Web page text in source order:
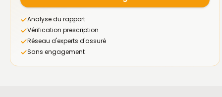
Analyse du rapport
Vérification prescription
Réseau d'experts d'assuré
Sans engagement